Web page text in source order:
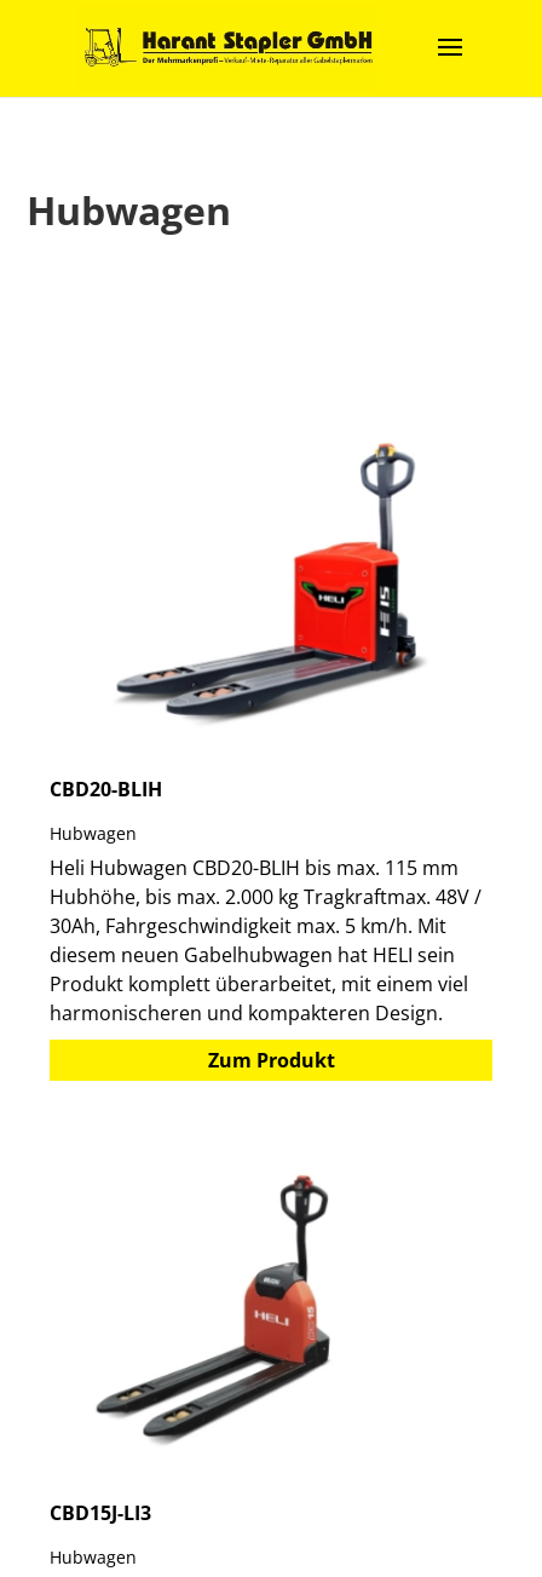
Hubwagen
CBD20-BLIH
Hubwagen
Heli Hubwagen CBD20-BLIH bis max. 115 mm
Hubhöhe, bis max. 2.000 kg Tragkraftmax. 48V /
30Ah, Fahrgeschwindigkeit max. 5 km/h. Mit
diesem neuen Gabelhubwagen hat HELI sein
Produkt komplett überarbeitet, mit einem viel
harmonischeren und kompakteren Design.
Zum Produkt
CBD15J-LI3
Hubwagen